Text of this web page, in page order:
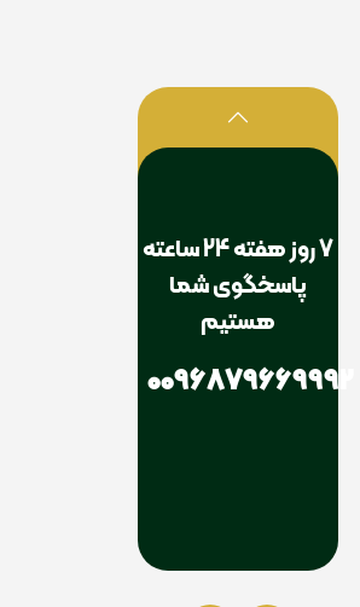
7 روز هفته 24 ساعته
پاسخگوی شما
هستیم
0096879669992